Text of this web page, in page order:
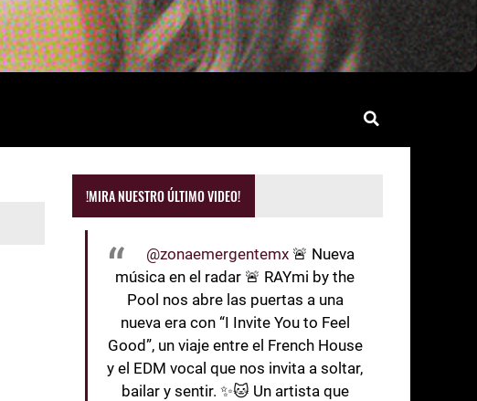
!MIRA NUESTRO ÚLTIMO VIDEO!
@zonaemergentemx 🚨 Nueva
música en el radar 🚨 RAYmi by the
Pool nos abre las puertas a una
nueva era con “I Invite You to Feel
Good”, un viaje entre el French House
y el EDM vocal que nos invita a soltar,
bailar y sentir. ✨🐱 Un artista que